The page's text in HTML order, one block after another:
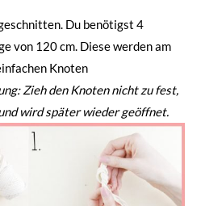
Du benötigst 4
von 120 cm. Diese werden am
Knoten
Zieh den Knoten nicht zu fest,
wird später wieder geöffnet.